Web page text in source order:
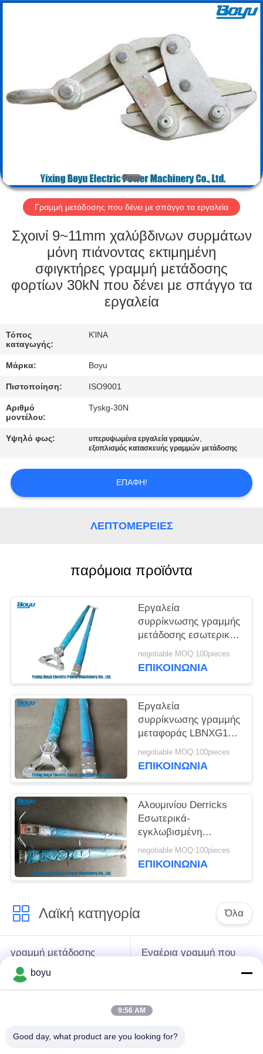
ΠΡΟΪΌΝΤΑ
ΓΎΡΟΣ
ΕΡΓΟΣΤΑΣΊΩΝ
ΠΟΙΟΤΙΚΌΣ
ΈΛΕΓΧΟΣ
ΣΕ
ΕΠΑΦΉ
ΜΕ
ΕΙΔΉΣΕΙΣ
ΖΗΤΉΣΤΕ
ΑΠΌΣΠΑΣΜΑ
PRIVACY
Γραμμή μετάδοσης που δένει με σπάγγο τα εργαλεία
Σχοινί 9~11mm χαλύβδινων συρμάτων
μόνη πιάνοντας εκτιμημένη
σφιγκτήρες γραμμή μετάδοσης
φορτίων 30kN που δένει με σπάγγο τα
εργαλεία
Τόπος
καταγωγής:
ΚΊΝΑ
Μάρκα: Boyu
Πιστοποίηση: ISO9001
Αριθμό
μοντέλου:
Tyskg-30N
Υψηλό φως: υπερυψωμένα εργαλεία γραμμών,
εξοπλισμός κατασκευής γραμμών μετάδοσης
ΕΠΑΦΉ!
ΛΕΠΤΟΜΈΡΕΙΕΣ
παρόμοια προϊόντα
Εργαλεία
συρρίκνωσης γραμμής
μετάδοσης εσωτερικά
αιωρούμενα
σωληνωτά τζιν-πόλ
negotiable MOQ:100pieces
ΕΠΙΚΟΙΝΩΝΊΑ
Εργαλεία
συρρίκνωσης γραμμής
μεταφοράς LBNXG150
Γινπόλ Ντερίκς 10-
15kN Βόρειο φορτίο
negotiable MOQ:100pieces
ΕΠΙΚΟΙΝΩΝΊΑ
Αλουμινίου Derricks
Εσωτερικά-
εγκλωβισμένη
σωληνωτή τζιν πόλος
συντελεστής
negotiable MOQ:100pieces
ΕΠΙΚΟΙΝΩΝΊΑ
Λαϊκή κατηγορία Όλα
γραμμή μετάδοσης
που δένει με σπάγγο
τον εξοπλισμό
Εναέρια γραμμή που
εξοπλισμό
συστροφής
boyu
9:56 AM
Good day, what product are you looking for?